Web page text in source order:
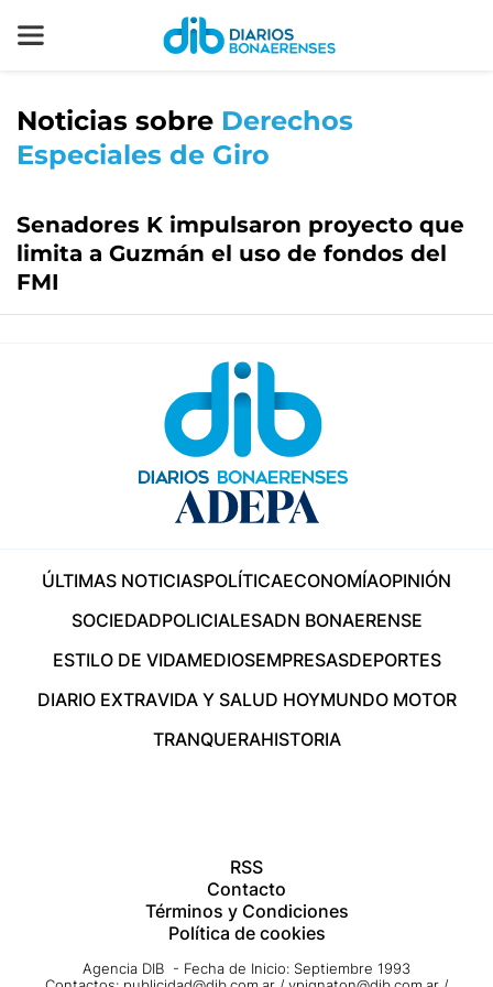
Noticias sobre Derechos
Especiales de Giro
Senadores K impulsaron proyecto que
limita a Guzmán el uso de fondos del
FMI
ÚLTIMAS NOTICIASPOLÍTICAECONOMÍAOPINIÓN
SOCIEDADPOLICIALESADN BONAERENSE
ESTILO DE VIDAMEDIOSEMPRESASDEPORTES
DIARIO EXTRAVIDA Y SALUD HOYMUNDO MOTOR
TRANQUERAHISTORIA
RSS
Contacto
Términos y Condiciones
Política de cookies
Agencia DIB - Fecha de Inicio: Septiembre 1993